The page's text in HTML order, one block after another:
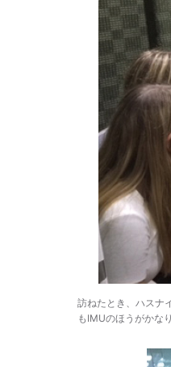
訪ねたとき、ハスナ
もIMUのほうがかな